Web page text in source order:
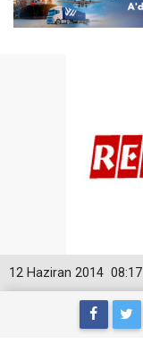
08:17
12 Haziran 2014